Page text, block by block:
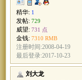
精华: 1
发帖: 729
威望: 731 点
金钱: 7310 RMB
注册时间:2008-04-19
最后登录:2017-10-23
刘大龙